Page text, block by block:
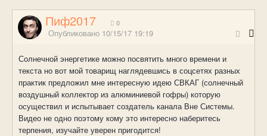
Пиф2017 0
Опубликовано 10/15/17 19:19
Солнечной энергетике можно посвятить много времени и
текста но вот мой товарищ наглядевшись в соцсетях разных
практик предложил мне интересную идею СВКАГ (солнечный
воздушный коллектор из алюминиевой гофры) которую
осуществил и испытывает создатель канала Вне Системы.
Видео не одно поэтому кому это интересно наберитесь
терпения, изучайте уверен пригодится!